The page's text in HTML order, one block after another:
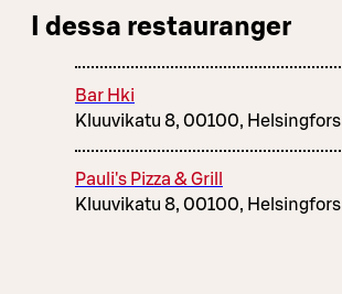
I dessa restauranger
Bar Hki
Kluuvikatu 8, 00100, Helsingfors
Pauli's Pizza & Grill
Kluuvikatu 8, 00100, Helsingfors